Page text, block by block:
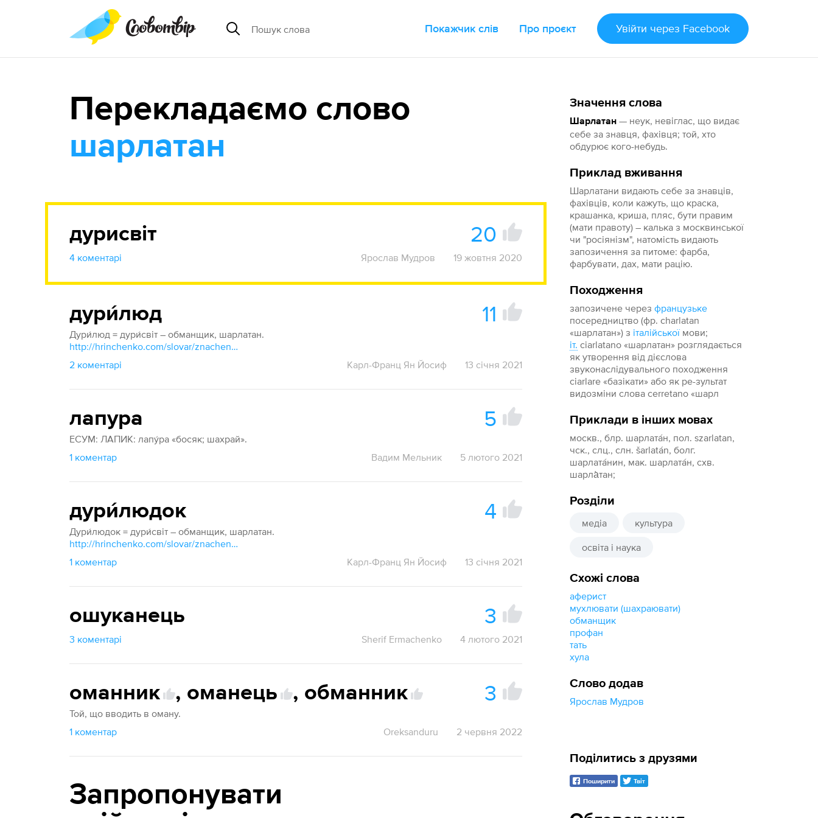
Покажчик слів Про проєкт Увійти через Facebook
Значення слова
Шарлатан — неук, невіглас, що видає
себе за знавця, фахівця; той, хто
обдурює кого-небудь.
Приклад вживання
Шарлатани видають себе за знавцiв,
фахiвцiв, коли кажуть, що краска,
крашанка, криша, пляс, бути правим
(мати правоту) – калька з москвинськоï
чи "росiянiзм", натомiсть видають
запозичення за питоме: фарба,
фарбувати, дах, мати рацiю.
Походження
запозичене черезфранцузьке
посередництво (фp. charlatan
«шарлатан») з італійської мови;
іт. ciarlatano «шарлатан» розглядається
як утворення від дієслова
звуконаслідувального походження
ciarlare «базікати» або як ре-зультат
видозміни слова cerretano «шарл
Приклади в інших мовах
москв., блр. шарлата́н, пол. szarlatan,
чск., слц., слн. šarlatán, болг.
шарлата́нин, мак. шарлата́н, схв.
шарла̀тан;
Розділи
медіа культура
освіта і наука
Схожі слова
аферист
мухлювати (шахраювати)
обманщик
профан
тать
хула
Слово додав
Ярослав Мудров
Перекладаємо слово
шарлатан
дурисвіт 20
4 коментарі Ярослав Мудров 19 жовтня 2020
дури́люд 11
Дури́люд = дури́світ – обманщик, шарлатан.
http://hrinchenko.com/slovar/znachenie-slova/14400-duryljud.html#show_point
2 коментарі
Карл-Франц Ян Йосиф 13 січня 2021
лапура 5
ЕСУМ: ЛАПИК: лапу́ра «босяк; шахрай».
1 коментар
Вадим Мельник 5 лютого 2021
дури́людок 4
Дури́людок = дури́світ – обманщик, шарлатан.
http://hrinchenko.com/slovar/znachenie-slova/14400-duryljud.html#show_point
1 коментар
Карл-Франц Ян Йосиф 13 січня 2021
ошуканець 3
3 коментарі Sherif Ermachenko 4 лютого 2021
оманник , оманець , обманник 3
Той, що вводить в оману.
1 коментар
Oreksanduru 2 червня 2022
Запропонувати
Поділитись з друзями
Поширити Твіт